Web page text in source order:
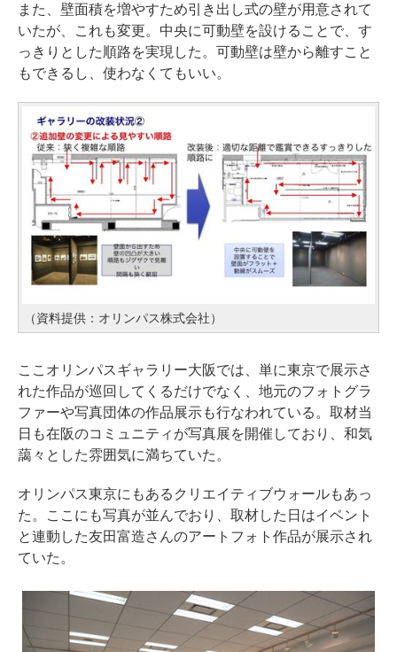
また、壁面積を増やすため引き出し式の壁が用意されて
いたが、これも変更。中央に可動壁を設けることで、す
っきりとした順路を実現した。可動壁は壁から離すこと
もできるし、使わなくてもいい。
（資料提供：オリンパス株式会社）
ここオリンパスギャラリー大阪では、単に東京で展示さ
れた作品が巡回してくるだけでなく、地元のフォトグラ
ファーや写真団体の作品展示も行なわれている。取材当
日も在阪のコミュニティが写真展を開催しており、和気
藹々とした雰囲気に満ちていた。
オリンパス東京にもあるクリエイティブウォールもあっ
た。ここにも写真が並んでおり、取材した日はイベント
と連動した友田富造さんのアートフォト作品が展示され
ていた。